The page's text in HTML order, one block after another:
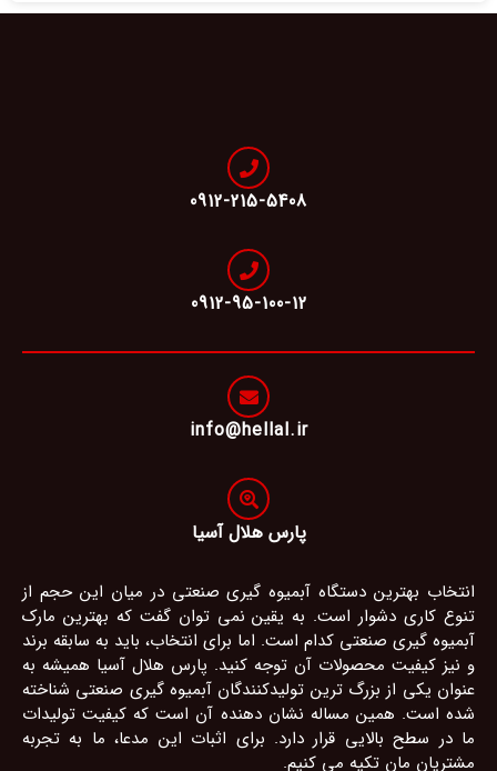
پارس هلال آسیا
انتخاب بهترین دستگاه آبمیوه گیری صنعتی در میان این حجم از
تنوع کاری دشوار است. به یقین نمی توان گفت که بهترین مارک
آبمیوه گیری صنعتی کدام است. اما برای انتخاب، باید به سابقه برند
و نیز کیفیت محصولات آن توجه کنید. پارس هلال آسیا همیشه به
عنوان یکی از بزرگ ترین تولیدکنندگان آبمیوه گیری صنعتی شناخته
شده است. همین مساله نشان دهنده آن است که کیفیت تولیدات
ما در سطح بالایی قرار دارد. برای اثبات این مدعا، ما به تجربه
مشتریان مان تکیه می کنیم.
0912-215-5408
0912-95-100-12
info@hellal.ir